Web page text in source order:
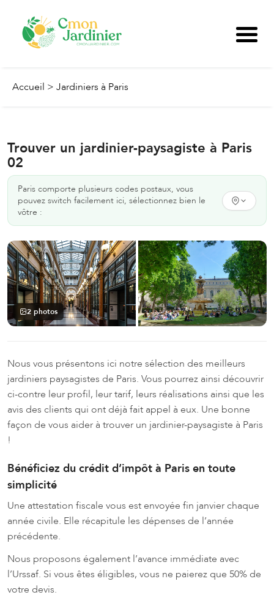
Accueil > Jardiniers à Paris
Trouver un jardinier-paysagiste à Paris
02
Paris comporte plusieurs codes postaux, vous
pouvez switch facilement ici, sélectionnez bien le
vôtre :
2 photos
Nous vous présentons ici notre sélection des meilleurs
jardiniers paysagistes de Paris. Vous pourrez ainsi découvrir
ci-contre leur profil, leur tarif, leurs réalisations ainsi que les
avis des clients qui ont déjà fait appel à eux. Une bonne
façon de vous aider à trouver un jardinier-paysagiste à Paris
!
Bénéficiez du crédit d’impôt à Paris en toute
simplicité
Une attestation fiscale vous est envoyée fin janvier chaque
année civile. Elle récapitule les dépenses de l’année
précédente.
Nous proposons également l’avance immédiate avec
l’Urssaf. Si vous êtes éligibles, vous ne paierez que 50% de
votre devis.